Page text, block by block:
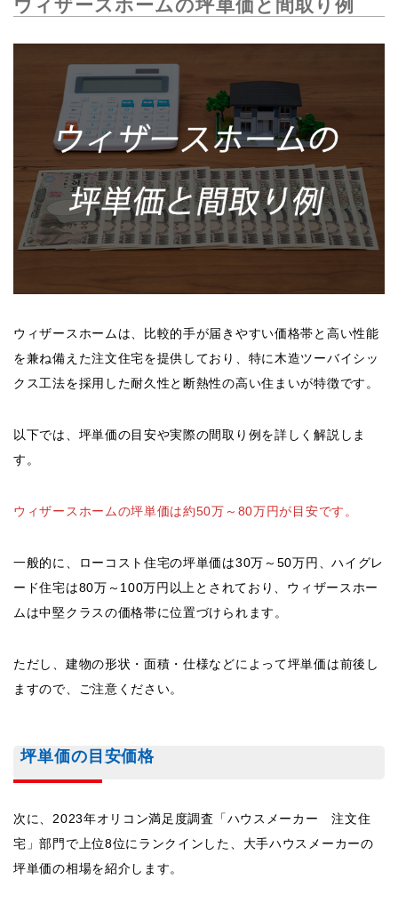
ウィザースホームの坪単価と間取り例
ウィザースホームは、比較的手が届きやすい価格帯と高い性能
を兼ね備えた注文住宅を提供しており、特に木造ツーバイシッ
クス工法を採用した耐久性と断熱性の高い住まいが特徴です。
以下では、坪単価の目安や実際の間取り例を詳しく解説しま
す。
ウィザースホームの坪単価は約50万～80万円が目安です。
一般的に、ローコスト住宅の坪単価は30万～50万円、ハイグレ
ード住宅は80万～100万円以上とされており、ウィザースホー
ムは中堅クラスの価格帯に位置づけられます。
ただし、建物の形状・面積・仕様などによって坪単価は前後し
ますので、ご注意ください。
坪単価の目安価格
次に、2023年オリコン満足度調査「ハウスメーカー 注文住
宅」部門で上位8位にランクインした、大手ハウスメーカーの
坪単価の相場を紹介します。